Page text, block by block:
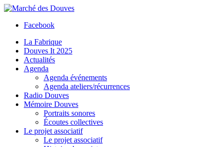
Facebook
La Fabrique
Douves It 2025
Actualités
Agenda
Agenda événements
Agenda ateliers/récurrences
Radio Douves
Mémoire Douves
Portraits sonores
Écoutes collectives
Le projet associatif
Le projet associatif